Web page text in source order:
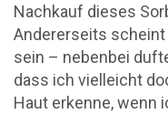
Nachkauf dieses
Andererseits
sein – nebenbei
dass ich vielleicht
Haut erkenne, wenn